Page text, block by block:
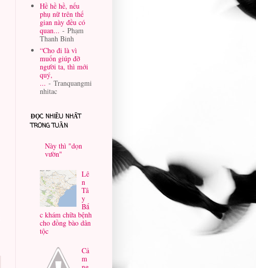
Hề hề hề, nếu
phụ nữ trên thế
gian này đều có
quan... - Phạm
Thanh Binh
“Cho đi là vì
muốn giúp đỡ
người ta, thì mới
quý,
... - Tranquangmi
nhitac
ĐỌC NHIỀU NHẤT
TRONG TUẦN
Này thì "dọn
vườn"
Lê
n
Tâ
y
Bắ
c khám chữa bệnh
cho đồng bào dân
tộc
Cả
m